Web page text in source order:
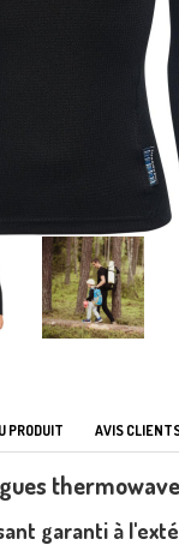
PRODUIT AVIS
garanti à